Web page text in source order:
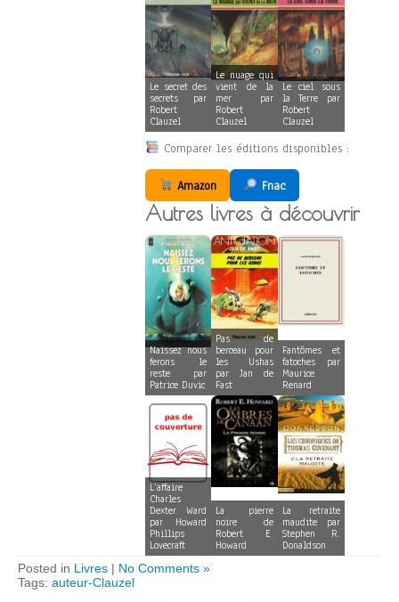
Le secret des
secrets par
Robert
Clauzel
Le nuage qui
vient de la
mer par
Robert
Clauzel
Le ciel sous
la Terre par
Robert
Clauzel
Comparer les éditions disponibles :
Amazon Fnac
Autres livres à découvrir
Naissez nous
ferons le
reste par
Patrice Duvic
Pas de
berceau pour
les Ushas
par Jan de
Fast
Fantômes et
fatoches par
Maurice
Renard
L’affaire
Charles
Dexter Ward
par Howard
Phillips
Lovecraft
La pierre
noire de
Robert E.
Howard
La retraite
maudite par
Stephen R.
Donaldson
Posted in Livres | No Comments »
Tags: auteur-Clauzel